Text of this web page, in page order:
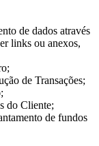
de dados através
links ou anexos,
de Transações;
do Cliente;
de fundos